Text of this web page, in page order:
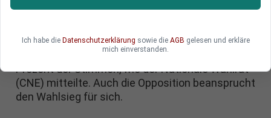
ist bei der Präsidentenwahl in dem
Angaben erneut gewählt worden. Der
Amtsinhaber erzielte bei der Abstimmung 51,2
Prozent der Stimmen, wie der Nationale Wahlrat
(CNE) mitteilte. Auch die Opposition beansprucht
den Wahlsieg für sich.
Ich habe die Datenschutzerklärung sowie die AGB gelesen und erkläre
mich einverstanden.